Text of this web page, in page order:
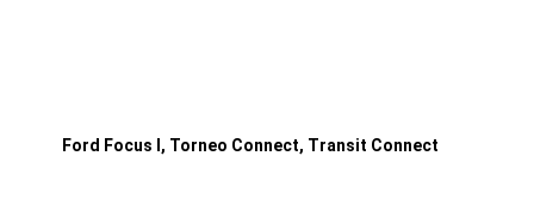
Ford Focus I, Torneo Connect, Transit Connect